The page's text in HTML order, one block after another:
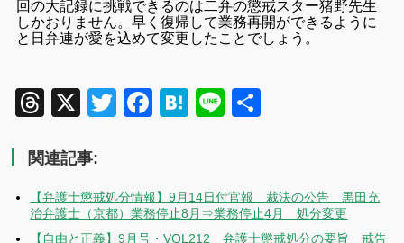
回の大記録に挑戦できるのは二弁の懲戒スター猪野先生
しかおりません。早く復帰して業務再開ができるように
と日弁連が愛を込めて変更したことでしょう。
Threads
X TwitterFacebook
Hatena
Line
関連記事:
【弁護士懲戒処分情報】9月14日付官報 裁決の公告 黒田充
治弁護士（京都）業務停止8月⇒業務停止4月 処分変更
【自由と正義】9月号・VOL212 弁護士懲戒処分の要旨 戒告